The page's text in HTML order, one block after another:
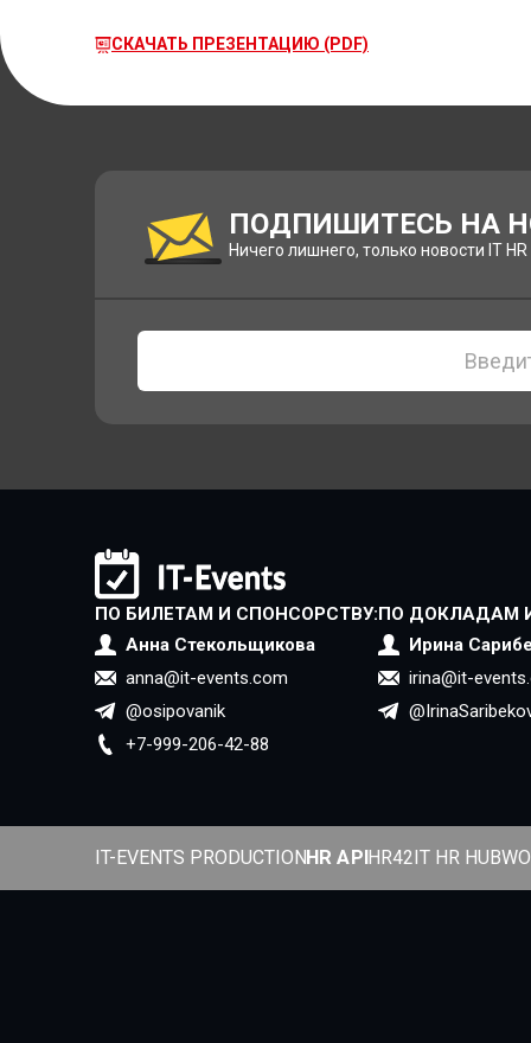
СКАЧАТЬ ПРЕЗЕНТАЦИЮ (PDF)
ПОДПИШИТЕСЬ НА
Ничего лишнего, только новости IT
ПО БИЛЕТАМ И СПОНСОРСТВУ:
Анна Стекольщикова
anna@it-events.com
@osipovanik
+7-999-206-42-88
ПО ДОКЛАДАМ
Ирина
irina@it-
IT-EVENTS PRODUCTIONHR APIHR42IT HR HUB